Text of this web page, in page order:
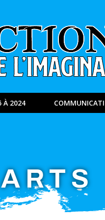
À 2024